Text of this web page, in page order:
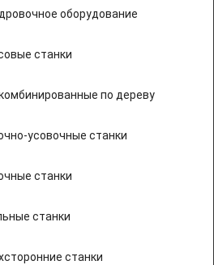
оборудование
станки
по дереву
усовочные станки
станки
станки
станки